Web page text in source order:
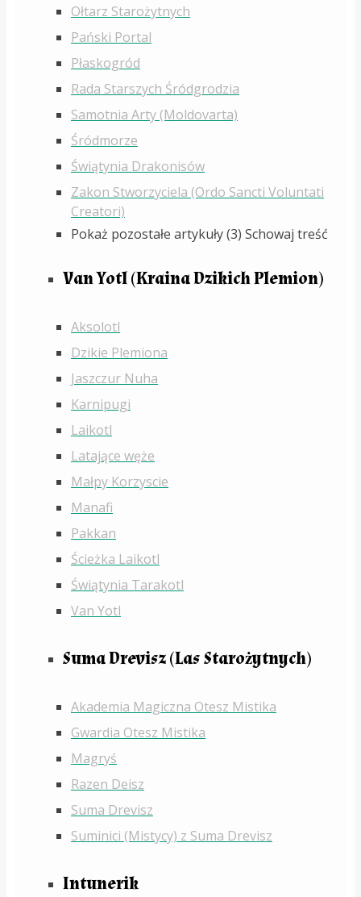
Ołtarz Starożytnych
Pański Portal
Płaskogród
Rada Starszych Śródgrodzia
Samotnia Arty (Moldovarta)
Śródmorze
Świątynia Drakonisów
Zakon Stworzyciela (Ordo Sancti Voluntati
Creatori)
Pokaż pozostałe artykuły (3) Schowaj treść
Van Yotl (Kraina Dzikich Plemion)
Aksolotl
Dzikie Plemiona
Jaszczur Nuha
Karnipugi
Laikotl
Latające węże
Małpy Korzyscie
Manafi
Pakkan
Ścieżka Laikotl
Świątynia Tarakotl
Van Yotl
Suma Drevisz (Las Starożytnych)
Akademia Magiczna Otesz Mistika
Gwardia Otesz Mistika
Magryś
Razen Deisz
Suma Drevisz
Suminici (Mistycy) z Suma Drevisz
Intunerik